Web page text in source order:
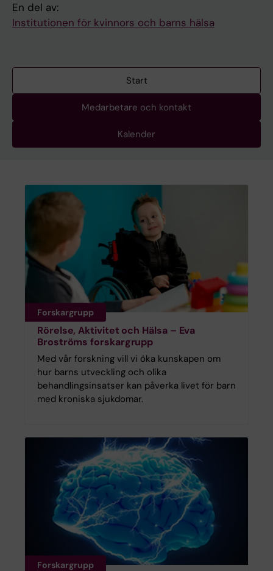
En del av:
Institutionen för kvinnors och barns hälsa
Start
Medarbetare och kontakt
Kalender
Forskargrupp
Rörelse, Aktivitet och Hälsa – Eva
Broströms forskargrupp
Med vår forskning vill vi öka kunskapen om
hur barns utveckling och olika
behandlingsinsatser kan påverka livet för barn
med kroniska sjukdomar.
Forskargrupp